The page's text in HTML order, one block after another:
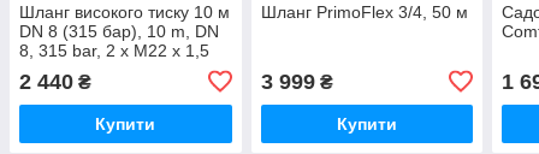
Шланг високого тиску 10 м
DN 8 (315 бар), 10 m, DN
8, 315 bar, 2 x M22 x 1,5
2 440 ₴
Купити
Шланг PrimoFlex 3/4, 50 м
3 999₴
Купити
1